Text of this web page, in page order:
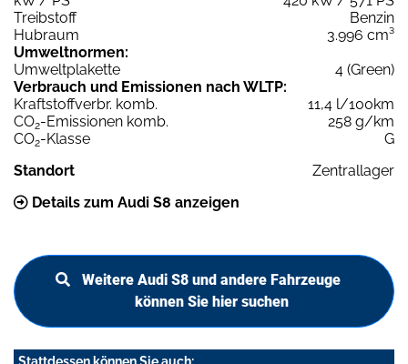
Treibstoff
Benzin
Hubraum
3.996 cm³
Umweltnormen:
Umweltplakette
4 (Green)
Verbrauch und Emissionen nach WLTP:
Kraftstoffverbr. komb.
11,4 l/100km
CO2-Emissionen komb.
258 g/km
CO2-Klasse
G
Standort
Zentrallager
Details zum Audi S8 anzeigen
Weitere Audi S8 und andere Fahrzeuge
können Sie hier suchen
Stattdessen können Sie auch: